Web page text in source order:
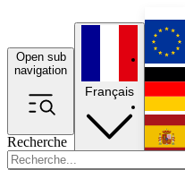
Open sub
navigation
Recherche
Français